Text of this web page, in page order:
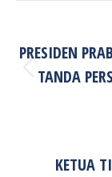
PRESIDEN
TANDA
KETUA